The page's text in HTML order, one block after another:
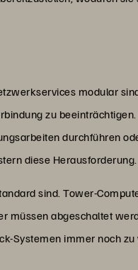
modular
zu
durchführen
diese Herausforderung.
sind. Tower-
müssen abgeschaltet
Systemen immer noch